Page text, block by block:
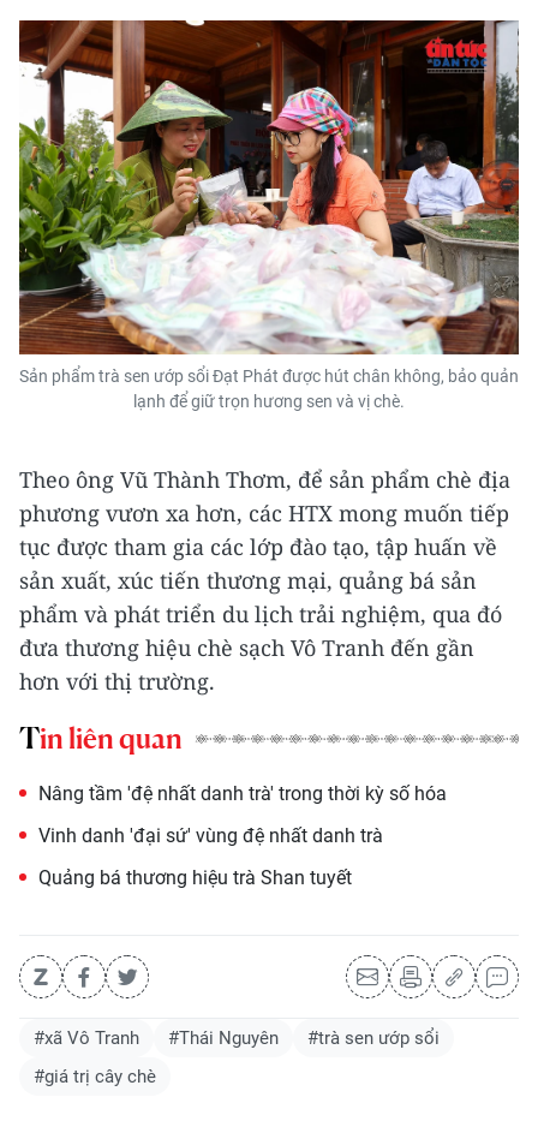
Sản phẩm trà sen ướp sổi Đạt Phát được hút chân không, bảo quản
lạnh để giữ trọn hương sen và vị chè.
Theo ông Vũ Thành Thơm, để sản phẩm chè địa
phương vươn xa hơn, các HTX mong muốn tiếp
tục được tham gia các lớp đào tạo, tập huấn về
sản xuất, xúc tiến thương mại, quảng bá sản
phẩm và phát triển du lịch trải nghiệm, qua đó
đưa thương hiệu chè sạch Vô Tranh đến gần
hơn với thị trường.
Tin liên quan
Nâng tầm 'đệ nhất danh trà' trong thời kỳ số hóa
Vinh danh 'đại sứ' vùng đệ nhất danh trà
Quảng bá thương hiệu trà Shan tuyết
#xã Vô Tranh #Thái Nguyên
#trà sen ướp sổi
#giá trị cây chè